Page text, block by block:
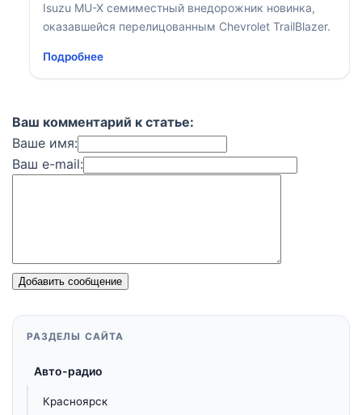
Isuzu MU-X семиместный внедорожник новинка,
оказавшейся перелицованным Chevrolet TrailBlazer.
Подробнее
Ваш комментарий к статье:
Ваше имя:
Ваш e-mail:
Добавить сообщение
РАЗДЕЛЫ САЙТА
Авто-радио
Красноярск